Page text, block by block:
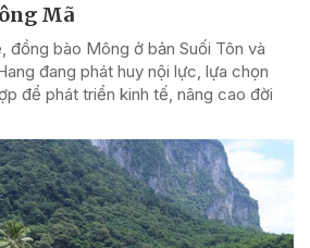
Mã
đồng bào Mông ở bản Suối Tôn và
đang phát huy nội lực, lựa chọn
để phát triển kinh tế, nâng cao đời